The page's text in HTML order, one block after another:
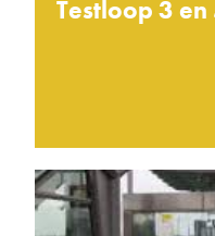
Testloop 3